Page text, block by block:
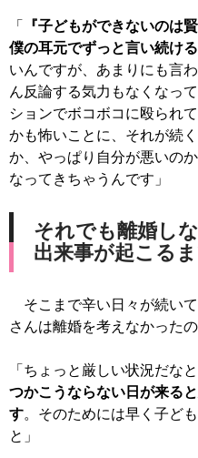
「
『子どもができないのは
僕の耳元でずっと言い続け
いんですが、あまりにも言
ん反論する気力もなくなっ
ションでボコボコに殴られ
かも怖いことに、それが続
か、やっぱり自分が悪いの
なってきちゃうんです」
それでも離婚し
出来事が起こる
そこまで辛い日々が続い
さんは離婚を考えなかったの
「ちょっと厳しい状況だな
つかこうならない日が来る
す。そのためには早く子ど
と」